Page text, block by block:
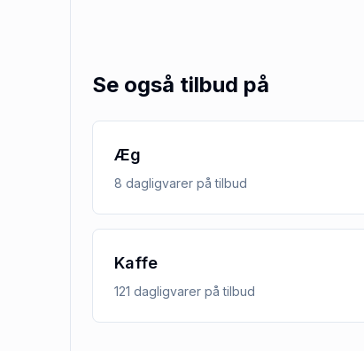
Se også tilbud på
Æg
8 dagligvarer på tilbud
Kaffe
121 dagligvarer på tilbud